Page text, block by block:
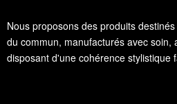
Nous proposons des produits
du commun, manufacturés avec soin,
disposant d'une cohérence stylistique